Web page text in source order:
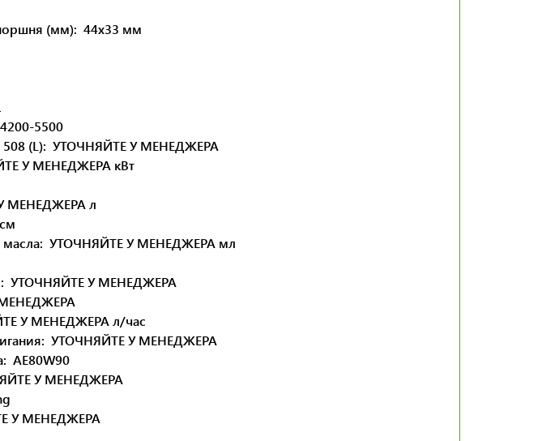
(мм): 44х33 мм
4200-5500
(L): УТОЧНЯЙТЕ У МЕНЕДЖЕРА
У МЕНЕДЖЕРА кВт
МЕНЕДЖЕРА л
УТОЧНЯЙТЕ У МЕНЕДЖЕРА мл
УТОЧНЯЙТЕ У МЕНЕДЖЕРА
У МЕНЕДЖЕРА л/час
УТОЧНЯЙТЕ У МЕНЕДЖЕРА
AE80W90
У МЕНЕДЖЕРА
У МЕНЕДЖЕРА